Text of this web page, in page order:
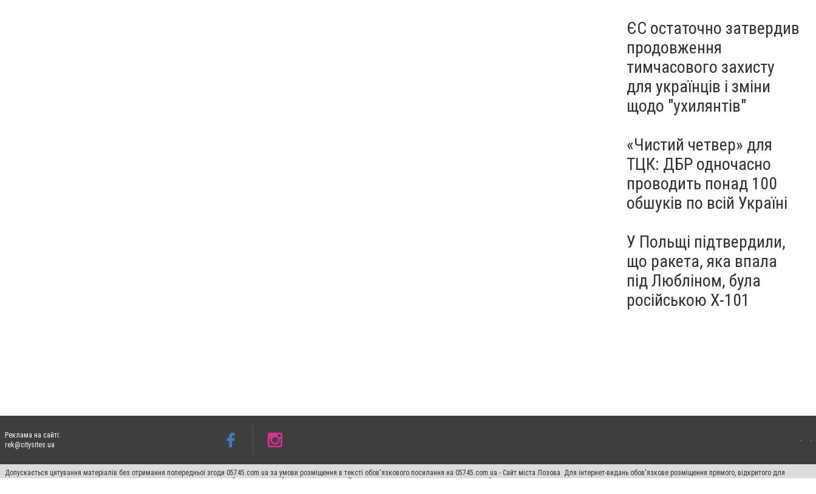
ЄС остаточно затвердив
продовження
тимчасового захисту
для українців і зміни
щодо "ухилянтів"
«Чистий четвер» для
ТЦК: ДБР одночасно
проводить понад 100
обшуків по всій Україні
У Польщі підтвердили,
що ракета, яка впала
під Любліном, була
російською Х-101
Реклама на сайті:
rek@citysites.ua
Допускається цитування матеріалів без отримання попередньої згоди 05745.com.ua за умови розміщення в тексті обов'язкового посилання на 05745.com.ua - Сайт міста Лозова. Для інтернет-видань обов'язкове розміщення прямого, відкритого для
пошукових систем гіперпосилання на цитовані статті не нижче другого абзацу в тексті або в якості джерела. Порушення виняткових прав переслідується Законом.